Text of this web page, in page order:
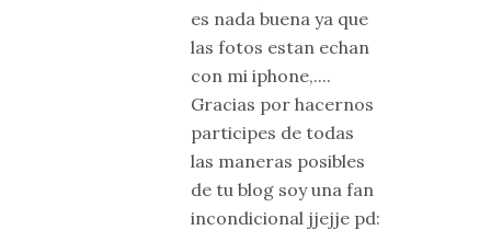
es nada buena ya que
las fotos estan echan
con mi iphone,....
Gracias por hacernos
participes de todas
las maneras posibles
de tu blog soy una fan
incondicional jjejje pd: